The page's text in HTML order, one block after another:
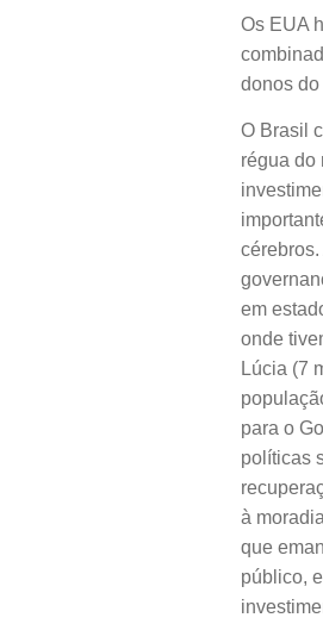
Os EUA
donos
O Brasil
régua do
em
onde
Lúcia (7
para o
políticas
à
que
público,